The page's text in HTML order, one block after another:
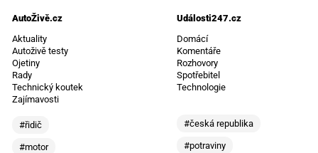
AutoŽivě.cz
Aktuality
Autoživě testy
Ojetiny
Rady
Technický koutek
Zajímavosti
#řidič
#motor
Události247.cz
Domácí
Komentáře
Rozhovory
Spotřebitel
Technologie
#česká republika
#potraviny